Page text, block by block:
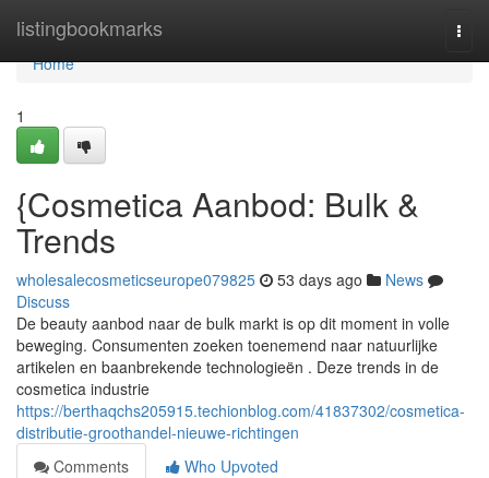
listingbookmarks
Home
Home
1
{Cosmetica Aanbod: Bulk &
Trends
wholesalecosmeticseurope079825 53 days ago
News
Discuss
De beauty aanbod naar de bulk markt is op dit moment in volle
beweging. Consumenten zoeken toenemend naar natuurlijke
artikelen en baanbrekende technologieën . Deze trends in de
cosmetica industrie
https://berthaqchs205915.techionblog.com/41837302/cosmetica-
distributie-groothandel-nieuwe-richtingen
Comments
Who Upvoted